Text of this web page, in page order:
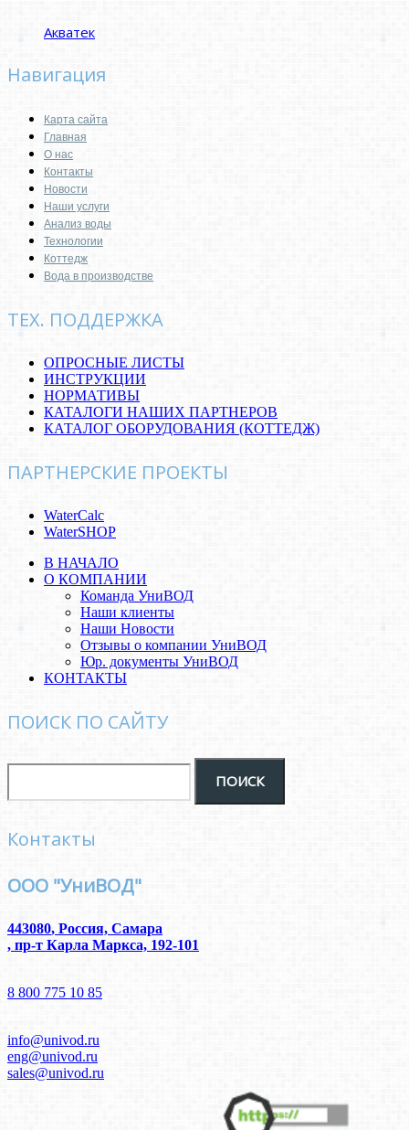
Акватек
Навигация
Карта сайта
Главная
О нас
Контакты
Новости
Наши услуги
Анализ воды
Технологии
Коттедж
Вода в производстве
ТЕХ. ПОДДЕРЖКА
ОПРОСНЫЕ ЛИСТЫ
ИНСТРУКЦИИ
НОРМАТИВЫ
КАТАЛОГИ НАШИХ ПАРТНЕРОВ
КАТАЛОГ ОБОРУДОВАНИЯ (КОТТЕДЖ)
ПАРТНЕРСКИЕ ПРОЕКТЫ
WaterCalc
WaterSHOP
В НАЧАЛО
О КОМПАНИИ
Команда УниВОД
Наши клиенты
Наши Новости
Отзывы о компании УниВОД
Юр. документы УниВОД
КОНТАКТЫ
ПОИСК ПО САЙТУ
Контакты
ООО "УниВОД"
443080, Россия, Самара
, пр-т Карла Маркса, 192-101
8 800 775 10 85
info@univod.ru
eng@univod.ru
sales@univod.ru